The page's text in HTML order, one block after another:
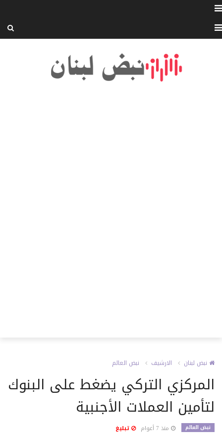
نبض لبنان الارشيف نبض العالم
المركزي التركي يضغط على البنوك
لتأمين العملات الأجنبية
نبض العالم منذ 7 أعوام تبليغ